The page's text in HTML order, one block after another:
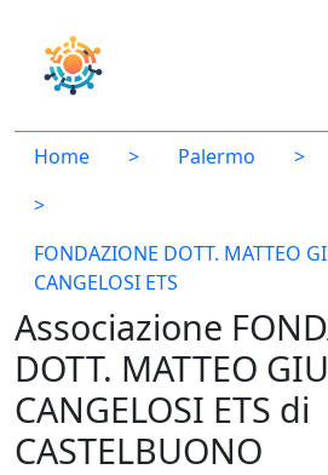
Home > Palermo >
>
FONDAZIONE DOTT. MATTEO
CANGELOSI ETS
Associazione
DOTT. MATTEO
CANGELOSI ETS di
CASTELBUONO